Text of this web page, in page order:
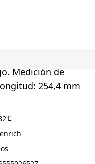
Medición de
254,4 mm